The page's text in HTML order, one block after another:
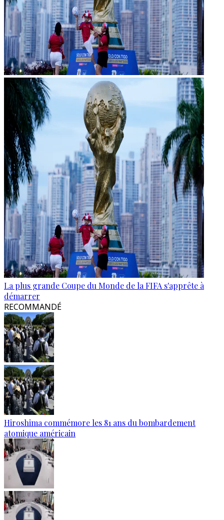
La plus grande Coupe du Monde de la FIFA s'apprête à
démarrer
RECOMMANDÉ
Hiroshima commémore les 81 ans du bombardement
atomique américain